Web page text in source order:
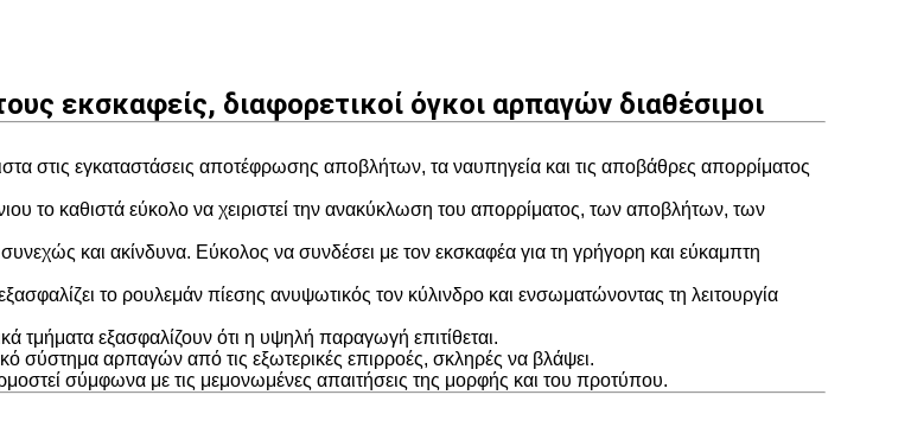
εκσκαφείς, διαφορετικοί όγκοι αρπαγών διαθέσιμοι
στις εγκαταστάσεις αποτέφρωσης αποβλήτων, τα ναυπηγεία και τις αποβάθρες απορρίματος
το καθιστά εύκολο να χειριστεί την ανακύκλωση του απορρίματος, των αποβλήτων, των
και ακίνδυνα. Εύκολος να συνδέσει με τον εκσκαφέα για τη γρήγορη και εύκαμπτη
το ρουλεμάν πίεσης ανυψωτικός τον κύλινδρο και ενσωματώνοντας τη λειτουργία
τμήματα εξασφαλίζουν ότι η υψηλή παραγωγή επιτίθεται.
σύστημα αρπαγών από τις εξωτερικές επιρροές, σκληρές να βλάψει.
σύμφωνα με τις μεμονωμένες απαιτήσεις της μορφής και του προτύπου.